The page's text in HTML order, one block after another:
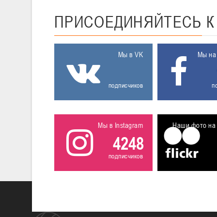
ПРИСОЕДИНЯЙТЕСЬ К
Мы в VK
подписчиков
Мы на
Мы в Instagram
4248
подписчиков
Наши фото на